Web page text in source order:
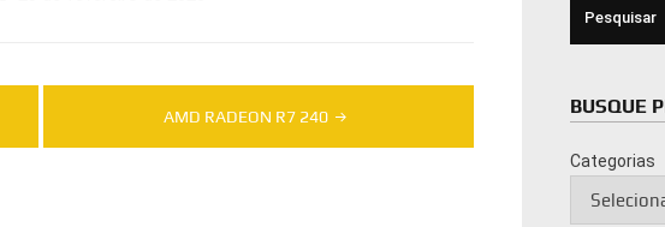
AMD RADEON R7 240 BUSQUE
Categorias